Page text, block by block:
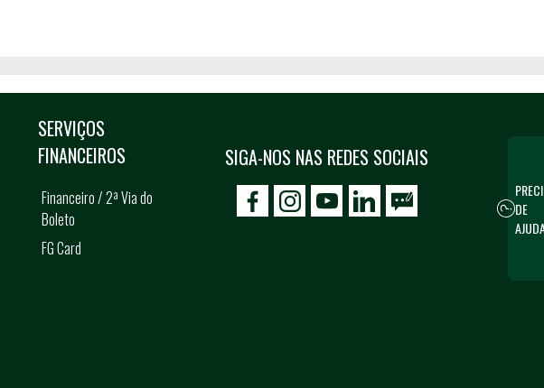
SIGA-NOS NAS REDES SOCIAIS
icon-facebook
icon-social02icon-social03
SERVIÇOS
FINANCEIROS
Financeiro / 2ª Via do
Boleto
FG Card
DE